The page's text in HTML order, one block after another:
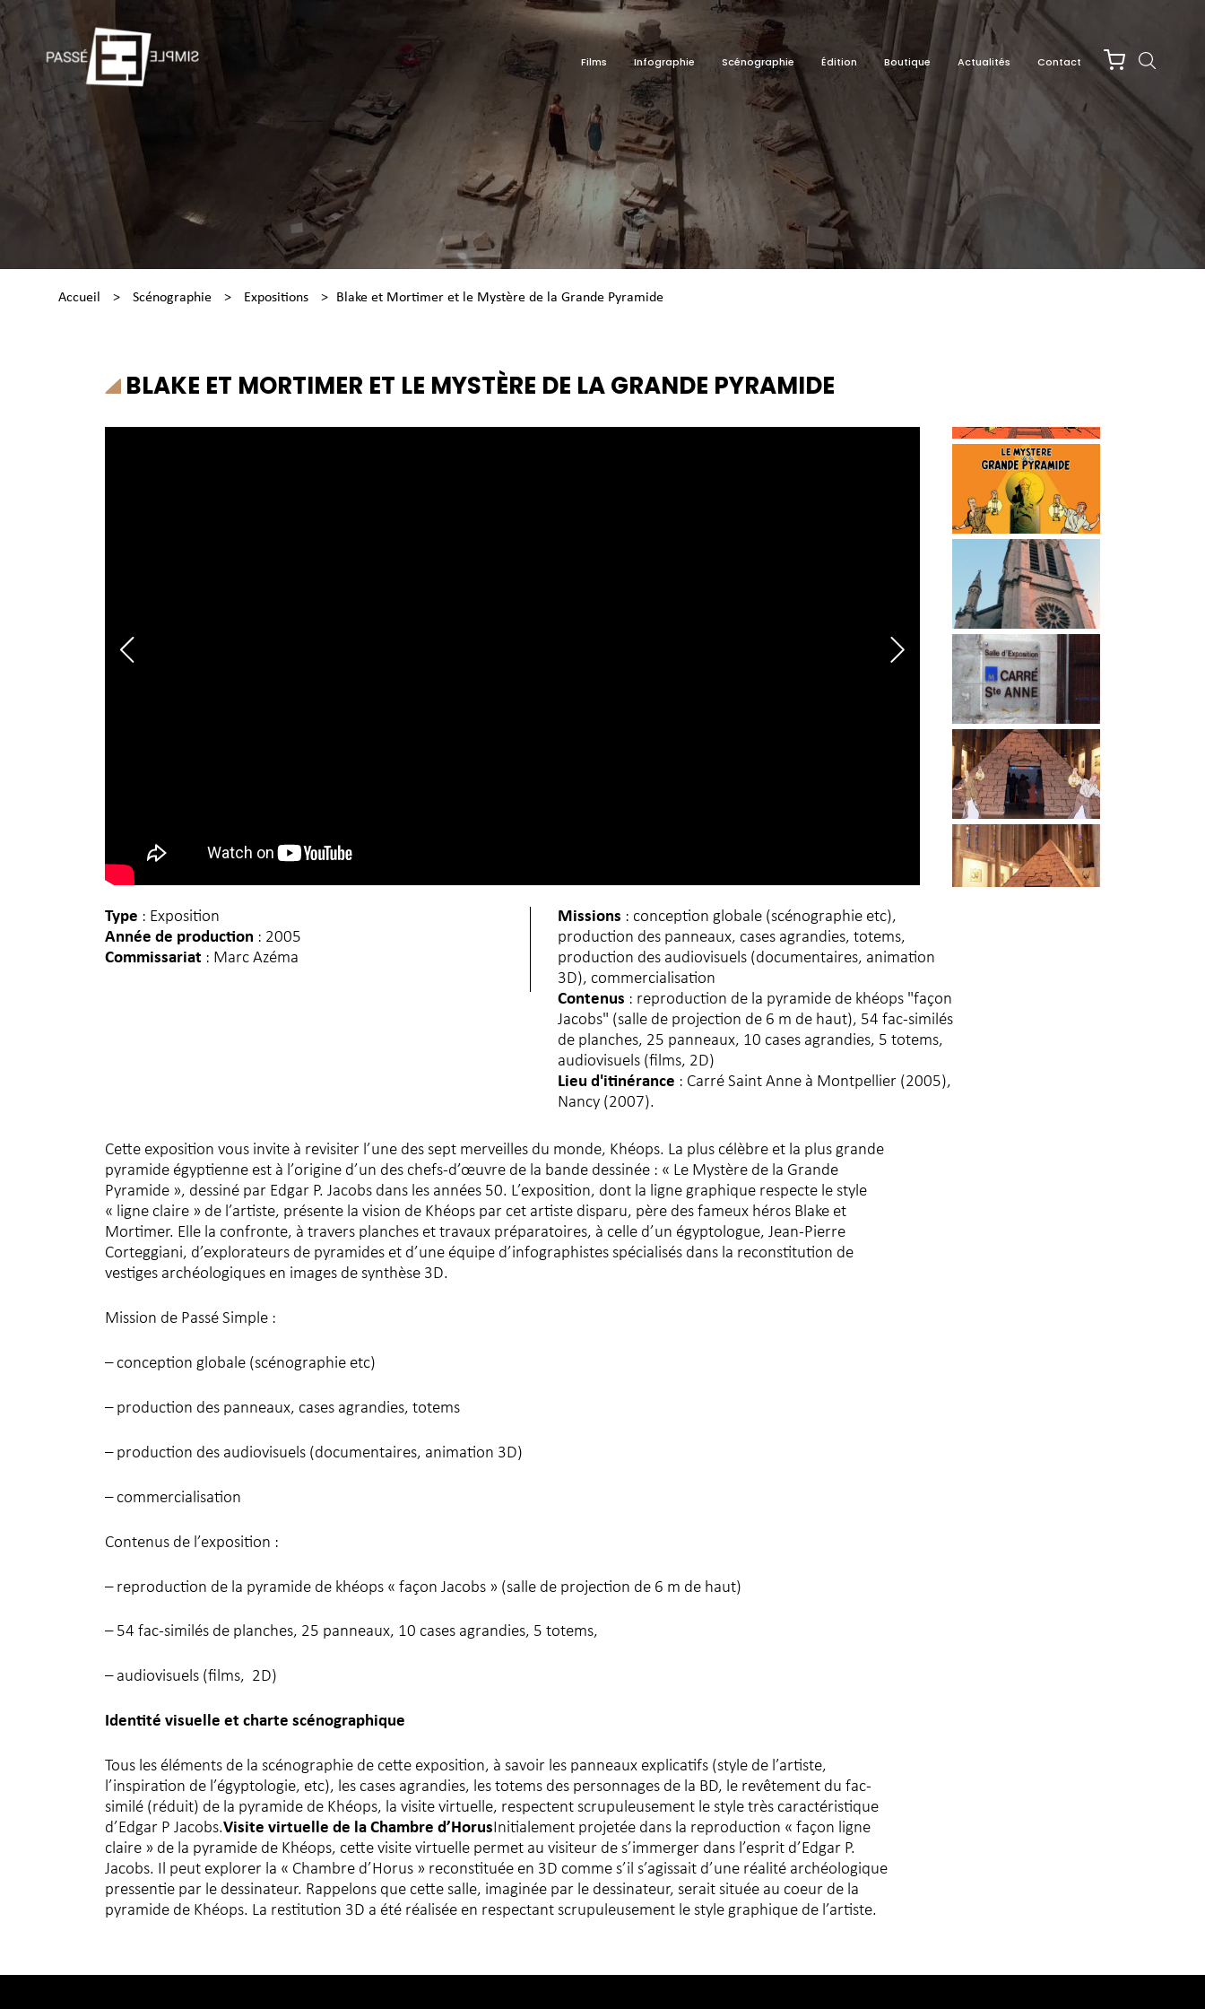
Films Infographie Scénographie Édition Boutique Actualités Contact
Accueil > Scénographie > Expositions > Blake et Mortimer et le Mystère de la Grande Pyramide
BLAKE ET MORTIMER ET LE MYSTÈRE DE LA GRANDE PYRAMIDE
Type : Exposition
Année de production : 2005
Commissariat : Marc Azéma
Missions : conception globale (scénographie etc),
production des panneaux, cases agrandies, totems,
production des audiovisuels (documentaires, animation
3D), commercialisation
Contenus : reproduction de la pyramide de khéops "façon
Jacobs" (salle de projection de 6 m de haut), 54 fac-similés
de planches, 25 panneaux, 10 cases agrandies, 5 totems,
audiovisuels (films, 2D)
Lieu d'itinérance : Carré Saint Anne à Montpellier (2005),
Nancy (2007).
Cette exposition vous invite à revisiter l’une des sept merveilles du monde, Khéops. La plus célèbre et la plus grande
pyramide égyptienne est à l’origine d’un des chefs-d’œuvre de la bande dessinée : « Le Mystère de la Grande
Pyramide », dessiné par Edgar P. Jacobs dans les années 50. L’exposition, dont la ligne graphique respecte le style
« ligne claire » de l’artiste, présente la vision de Khéops par cet artiste disparu, père des fameux héros Blake et
Mortimer. Elle la confronte, à travers planches et travaux préparatoires, à celle d’un égyptologue, Jean-Pierre
Corteggiani, d’explorateurs de pyramides et d’une équipe d’infographistes spécialisés dans la reconstitution de
vestiges archéologiques en images de synthèse 3D.
Mission de Passé Simple :
– conception globale (scénographie etc)
– production des panneaux, cases agrandies, totems
– production des audiovisuels (documentaires, animation 3D)
– commercialisation
Contenus de l’exposition :
– reproduction de la pyramide de khéops « façon Jacobs » (salle de projection de 6 m de haut)
– 54 fac-similés de planches, 25 panneaux, 10 cases agrandies, 5 totems,
– audiovisuels (films, 2D)
Identité visuelle et charte scénographique
Tous les éléments de la scénographie de cette exposition, à savoir les panneaux explicatifs (style de l’artiste,
l’inspiration de l’égyptologie, etc), les cases agrandies, les totems des personnages de la BD, le revêtement du fac-
similé (réduit) de la pyramide de Khéops, la visite virtuelle, respectent scrupuleusement le style très caractéristique
d’Edgar P Jacobs.Visite virtuelle de la Chambre d’HorusInitialement projetée dans la reproduction « façon ligne
claire » de la pyramide de Khéops, cette visite virtuelle permet au visiteur de s’immerger dans l’esprit d’Edgar P.
Jacobs. Il peut explorer la « Chambre d’Horus » reconstituée en 3D comme s’il s’agissait d’une réalité archéologique
pressentie par le dessinateur. Rappelons que cette salle, imaginée par le dessinateur, serait située au coeur de la
pyramide de Khéops. La restitution 3D a été réalisée en respectant scrupuleusement le style graphique de l’artiste.